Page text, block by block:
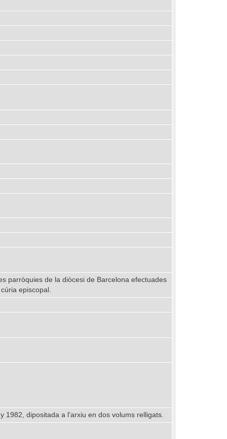
parròquies de la diòcesi de Barcelona efectuades
episcopal.
1982, dipositada a l'arxiu en dos volums relligats.